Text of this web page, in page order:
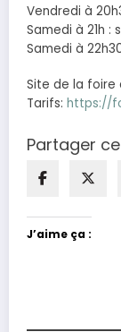
Vendredi à
Samedi à 21h :
Samedi à
Site de la foire
Tarifs: https://
Partager
J’aime ça :